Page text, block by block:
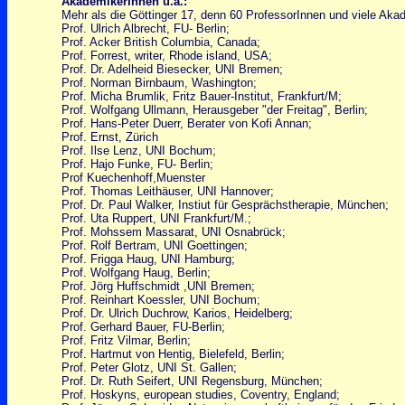
Mehr als die Göttinger 17, denn 60 ProfessorInnen und viele
Prof. Ulrich Albrecht, FU- Berlin;
Prof. Acker British Columbia, Canada;
Prof. Forrest, writer, Rhode island, USA;
Prof. Dr. Adelheid Biesecker, UNI Bremen;
Prof. Norman Birnbaum, Washington;
Prof. Micha Brumlik, Fritz Bauer-Institut, Frankfurt/M;
Prof. Wolfgang Ullmann, Herausgeber "der Freitag", Berlin;
Prof. Hans-Peter Duerr, Berater von Kofi Annan;
Prof. Ernst, Zürich
Prof. Ilse Lenz, UNI Bochum;
Prof. Hajo Funke, FU- Berlin;
Prof Kuechenhoff,Muenster
Prof. Thomas Leithäuser, UNI Hannover;
Prof. Dr. Paul Walker, Instiut für Gesprächstherapie, München;
Prof. Uta Ruppert, UNI Frankfurt/M.;
Prof. Mohssem Massarat, UNI Osnabrück;
Prof. Rolf Bertram, UNI Goettingen;
Prof. Frigga Haug, UNI Hamburg;
Prof. Wolfgang Haug, Berlin;
Prof. Jörg Huffschmidt ,UNI Bremen;
Prof. Reinhart Koessler, UNI Bochum;
Prof. Dr. Ulrich Duchrow, Karios, Heidelberg;
Prof. Gerhard Bauer, FU-Berlin;
Prof. Fritz Vilmar, Berlin;
Prof. Hartmut von Hentig, Bielefeld, Berlin;
Prof. Peter Glotz, UNI St. Gallen;
Prof. Dr. Ruth Seifert, UNI Regensburg, München;
Prof. Hoskyns, european studies, Coventry, England;